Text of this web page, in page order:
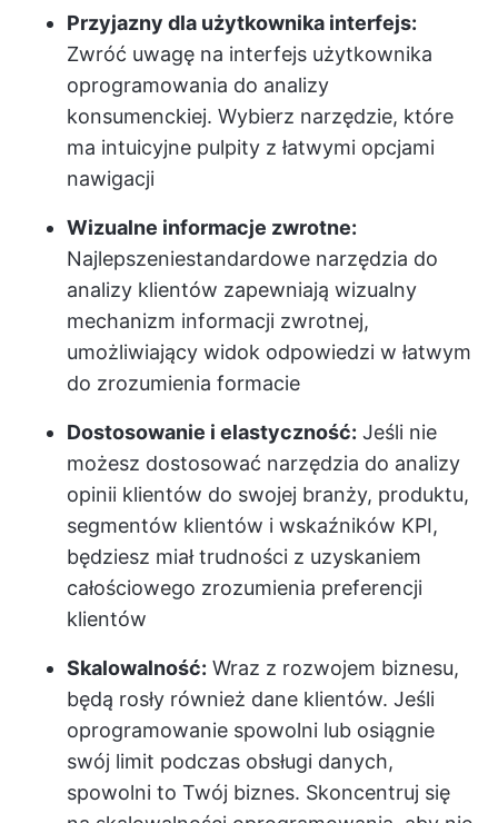
Przyjazny dla użytkownika interfejs:
Zwróć uwagę na interfejs użytkownika
oprogramowania do analizy
konsumenckiej. Wybierz narzędzie, które
ma intuicyjne pulpity z łatwymi opcjami
nawigacji
Wizualne informacje zwrotne:
Najlepszeniestandardowe narzędzia do
analizy klientów zapewniają wizualny
mechanizm informacji zwrotnej,
umożliwiający widok odpowiedzi w łatwym
do zrozumienia formacie
Dostosowanie i elastyczność: Jeśli nie
możesz dostosować narzędzia do analizy
opinii klientów do swojej branży, produktu,
segmentów klientów i wskaźników KPI,
będziesz miał trudności z uzyskaniem
całościowego zrozumienia preferencji
klientów
Skalowalność: Wraz z rozwojem biznesu,
będą rosły również dane klientów. Jeśli
oprogramowanie spowolni lub osiągnie
swój limit podczas obsługi danych,
spowolni to Twój biznes. Skoncentruj się